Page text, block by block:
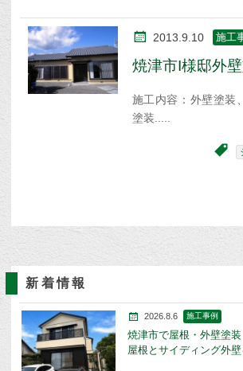
2013.9.10 施工
焼津市I様邸外
施工内容：外壁塗装
塗装
新着情報
2026.8.6 施工事例
焼津市で屋根・外壁塗
屋根とサイディング外